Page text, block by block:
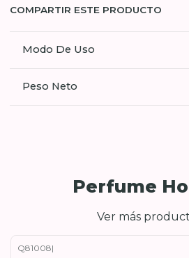
COMPARTIR ESTE PRODUCTO
Modo De Uso
Peso Neto
Perfume
Ver más
Q81008|